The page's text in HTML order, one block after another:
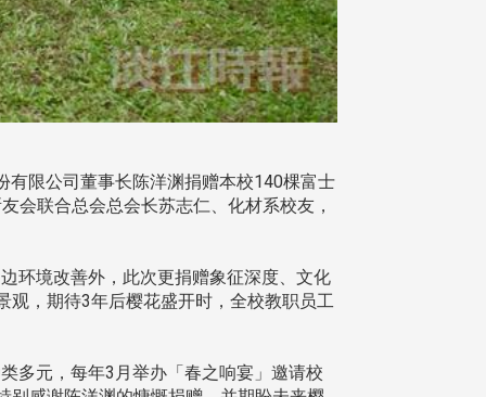
限公司董事长陈洋渊捐赠本校140棵富士
会联合总会总会长苏志仁、化材系校友，
环境改善外，此次更捐赠象征深度、文化
观，期待3年后樱花盛开时，全校教职员工
多元，每年3月举办「春之响宴」邀请校